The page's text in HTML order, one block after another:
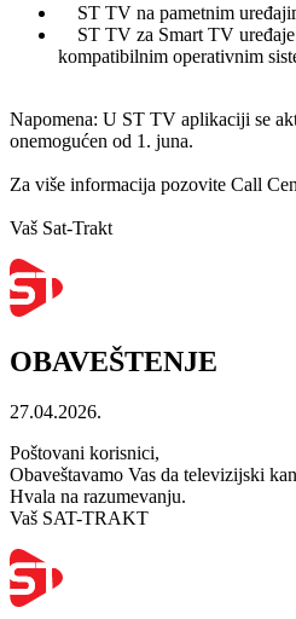
ST TV na pametnim
ST TV za Smart TV uređaje:
kompatibilnim operativnim
Napomena: U ST TV aplikaciji se
onemogućen od 1. juna.
Za više informacija pozovite Call
Vaš Sat-Trakt
OBAVEŠTENJE
27.04.2026.
Poštovani korisnici,
Obaveštavamo Vas da televizijski
Hvala na razumevanju.
Vaš SAT-TRAKT